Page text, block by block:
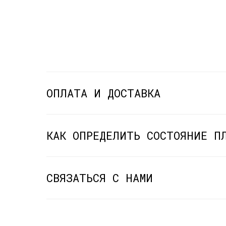
ОПЛАТА И ДОСТАВКА
КАК ОПРЕДЕЛИТЬ СОСТОЯНИЕ
СВЯЗАТЬСЯ С НАМИ